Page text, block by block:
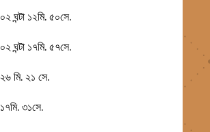
০২ ঘন্টা ১২মি. ৫০সে.
০২ ঘন্টা ১৭মি. ৫৭সে.
২৬ মি. ২১ সে.
১৭মি. ৩১সে.